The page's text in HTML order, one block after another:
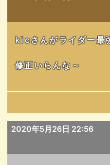
kicさんがライダー最
修正いらんな～
2020年5月26日 22:56